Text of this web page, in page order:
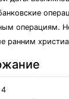
операциям. Но
ранним
4